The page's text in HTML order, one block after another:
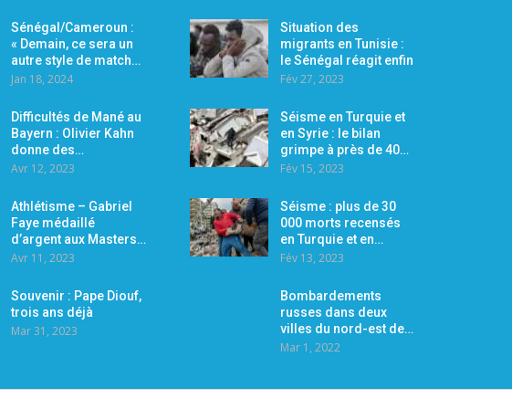
Sénégal/Cameroun :
« Demain, ce sera un
autre style de match…
Jan 18, 2024
Difficultés de Mané au
Bayern : Olivier Kahn
donne des…
Avr 12, 2023
Athlétisme – Gabriel
Faye médaillé
d’argent aux Masters…
Avr 11, 2023
Souvenir : Pape Diouf,
trois ans déjà
Mar 31, 2023
Situation des
migrants en Tunisie :
le Sénégal réagit enfin
Fév 27, 2023
Séisme en Turquie et
en Syrie : le bilan
grimpe à près de 40…
Fév 15, 2023
Séisme : plus de 30
000 morts recensés
en Turquie et en…
Fév 13, 2023
Bombardements
russes dans deux
villes du nord-est de…
Mar 1, 2022